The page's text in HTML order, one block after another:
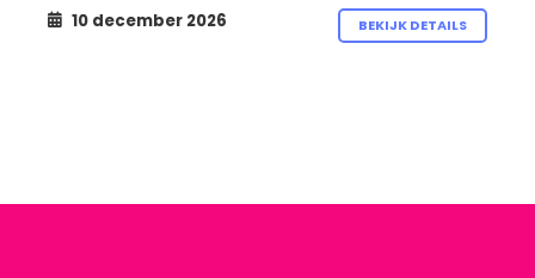
10 december 2026 BEKIJK DETAILS